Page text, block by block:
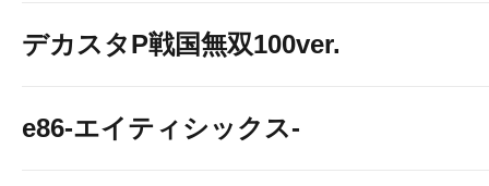
デカスタP戦国無双100ver.
e86-エイティシックス-